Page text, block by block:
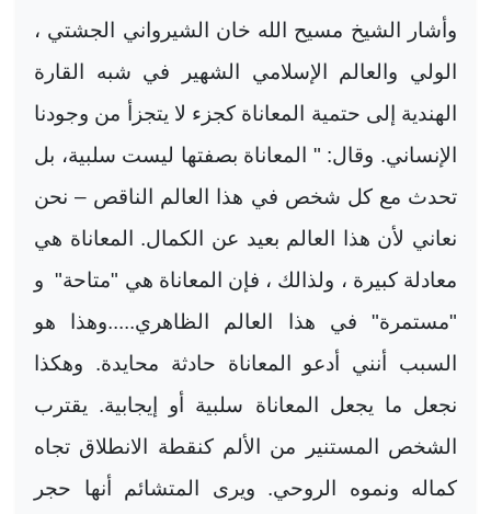
وأشار الشيخ مسيح الله خان الشيرواني الجشتي ،
الولي والعالم الإسلامي الشهير في شبه القارة
الهندية إلى حتمية المعاناة كجزء لا يتجزأ من وجودنا
الإنساني. وقال: " المعاناة بصفتها ليست سلبية، بل
تحدث مع كل شخص في هذا العالم الناقص – نحن
نعاني لأن هذا العالم بعيد عن الكمال. المعاناة هي
معادلة كبيرة ، ولذالك ، فإن المعاناة هي "متاحة" و
"مستمرة" في هذا العالم الظاهري.....وهذا هو
السبب أنني أدعو المعاناة حادثة محايدة. وهكذا
نجعل ما يجعل المعاناة سلبية أو إيجابية. يقترب
الشخص المستنير من الألم كنقطة الانطلاق تجاه
كماله ونموه الروحي. ويرى المتشائم أنها حجر